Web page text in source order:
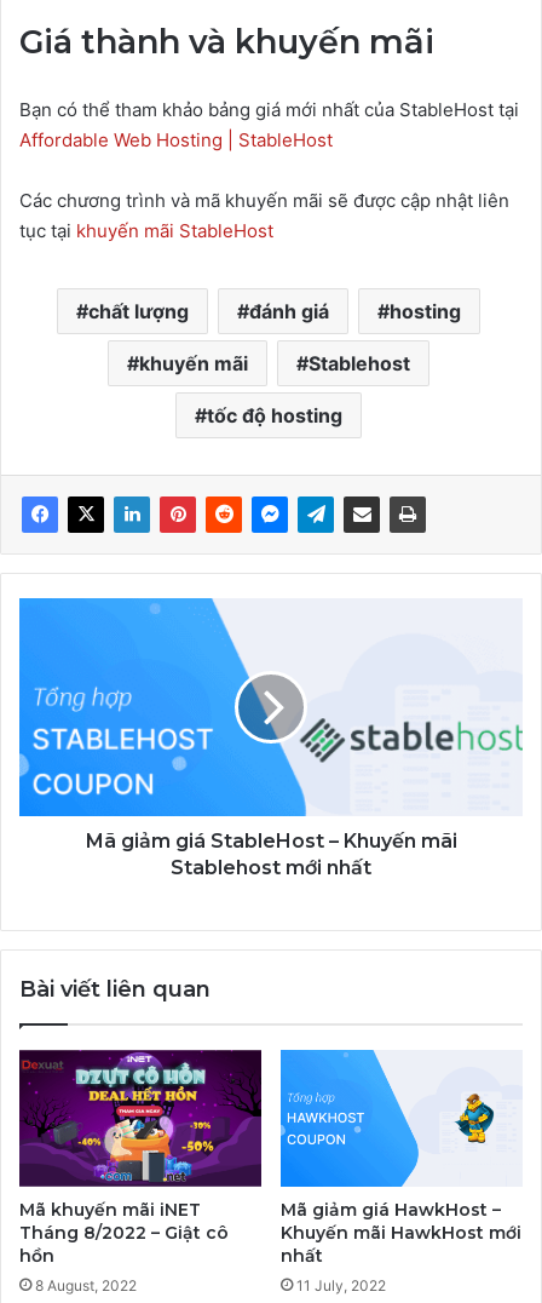
Giá thành và khuyến mãi
Bạn có thể tham khảo bảng giá mới nhất của StableHost tại
Affordable Web Hosting | StableHost
Các chương trình và mã khuyến mãi sẽ được cập nhật liên
tục tại khuyến mãi StableHost
chất lượng đánh giá hosting
khuyến mãi Stablehost
tốc độ hosting
StableHost
Khuyến
mãi
Stablehost
mới
Mã giảm giá StableHost – Khuyến mãi
Stablehost mới nhất
Bài viết liên quan
Mã khuyến mãi iNET
Tháng 8/2022 – Giật cô
hồn
8 August, 2022
Mã giảm giá HawkHost –
Khuyến mãi HawkHost mới
nhất
11 July, 2022